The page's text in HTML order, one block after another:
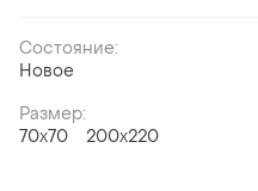
Состояние:
Новое
Размер:
70x70
200x220